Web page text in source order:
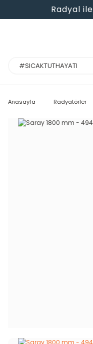
Radyal ile
Anasayfa Radyatörler